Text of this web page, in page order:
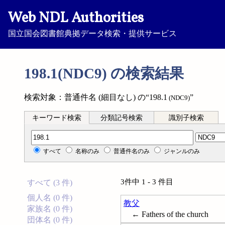
Web NDL Authorities
国立国会図書館典拠データ検索・提供サービス
198.1(NDC9) の検索結果
検索対象：普通件名 (細目なし) の“198.1 (NDC9)”
キーワード検索 分類記号検索 識別子検索
分類記号検索
すべて 名称のみ 普通件名のみ ジャンルのみ
すべて (3 件)
個人名 (0 件)
家族名 (0 件)
団体名 (0 件)
3件中 1 - 3 件目
教父
← Fathers of the church